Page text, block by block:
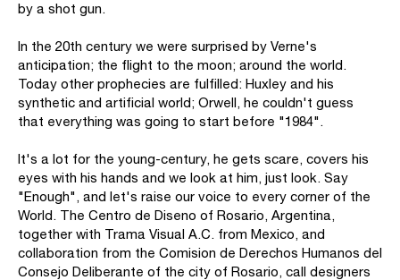
by a shot gun.
In the 20th century we were surprised by Verne's
anticipation; the flight to the moon; around the world.
Today other prophecies are fulfilled: Huxley and his
synthetic and artificial world; Orwell, he couldn't guess
that everything was going to start before "1984".
It's a lot for the young-century, he gets scare, covers his
eyes with his hands and we look at him, just look. Say
"Enough", and let's raise our voice to every corner of the
World. The Centro de Diseno of Rosario, Argentina,
together with Trama Visual A.C. from Mexico, and
collaboration from the Comision de Derechos Humanos del
Consejo Deliberante of the city of Rosario, call designers